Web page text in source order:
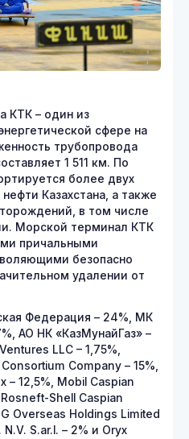
КТК – один из
сфере на
трубопровода
1 511 км. По
более двух
Казахстана, а также
в том числе
Морской терминал КТК
причальными
безопасно
удалении от
Федерация – 24%, МК
АО НК «КазМунайГаз» –
LLC – 1,75%,
Company – 15%,
12,5%, Mobil Caspian
Shell Caspian
Overseas Holdings Limited
S.ar.l. – 2% и Oryx